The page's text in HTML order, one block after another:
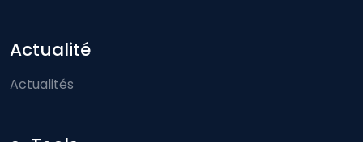
Actualité
Actualités